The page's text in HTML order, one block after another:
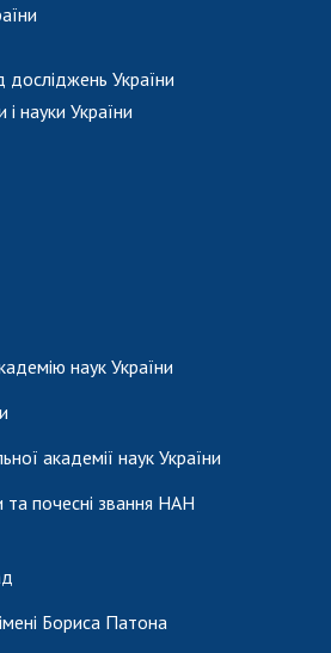
України
і науки України
наук України
академії наук України
та почесні звання НАН
Бориса Патона